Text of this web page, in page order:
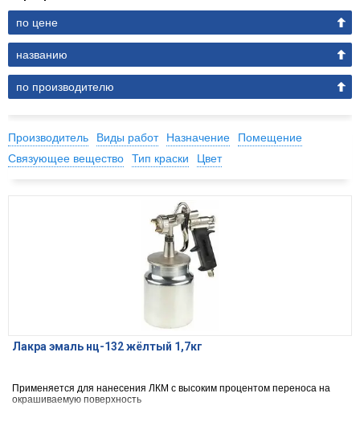
по цене
названию
по производителю
Производитель Виды работ Назначение
Помещение
Связующее вещество
Тип краски Цвет
Лакра эмаль нц-132 жёлтый 1,7кг
Применяется для нанесения ЛКМ с высоким процентом переноса на
окрашиваемую поверхность